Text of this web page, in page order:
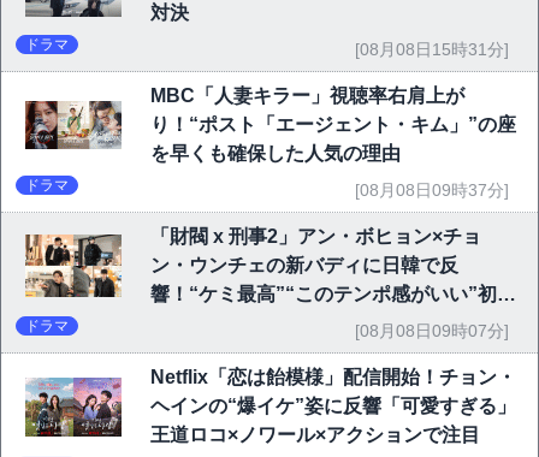
対決
ドラマ [08月08日15時31分]
MBC「人妻キラー」視聴率右肩上が
り！“ポスト「エージェント・キム」”の座
を早くも確保した人気の理由
ドラマ [08月08日09時37分]
「財閥 x 刑事2」アン・ボヒョン×チョ
ン・ウンチェの新バディに日韓で反
響！“ケミ最高”“このテンポ感がいい”初回
ドラマ [08月08日09時07分]
Netflix「恋は飴模様」配信開始！チョン・
ヘインの“爆イケ”姿に反響「可愛すぎる」
王道ロコ×ノワール×アクションで注目